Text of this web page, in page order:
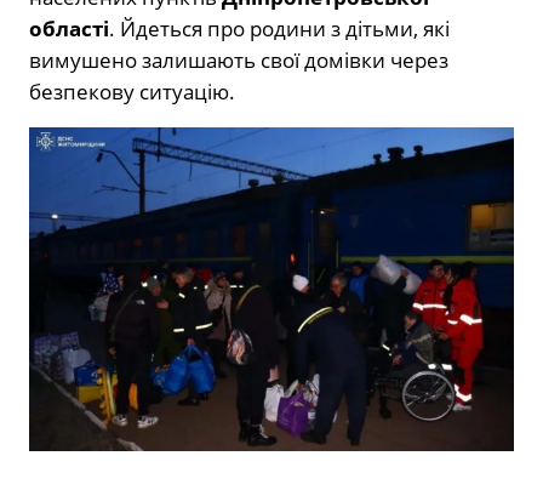
області. Йдеться про родини з дітьми, які
вимушено залишають свої домівки через
безпекову ситуацію.